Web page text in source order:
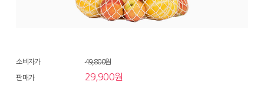
소비자가 49,800원
판매가 29,900원